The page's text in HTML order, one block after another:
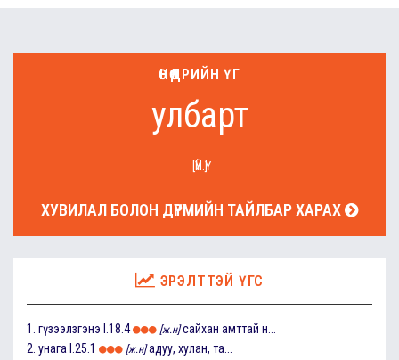
ӨНӨӨДРИЙН ҮГ
улбарт
[ҮЙ.Ү]
ХУВИЛАЛ БОЛОН ДҮРМИЙН ТАЙЛБАР ХАРАХ
ЭРЭЛТТЭЙ ҮГС
1. гүзээлзгэнэ I.18.4 [ж.н] сайхан амттай н...
2. унага I.25.1 [ж.н] адуу, хулан, та...